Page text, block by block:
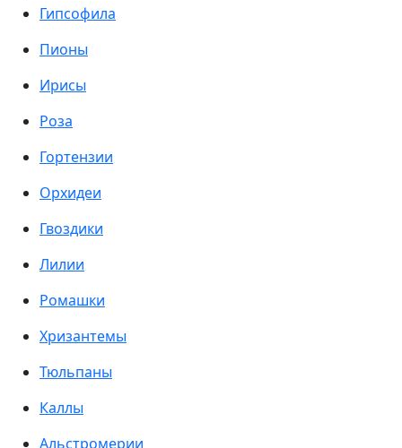
Гипсофила
Пионы
Ирисы
Роза
Гортензии
Орхидеи
Гвоздики
Лилии
Ромашки
Хризантемы
Тюльпаны
Каллы
Альстромерии